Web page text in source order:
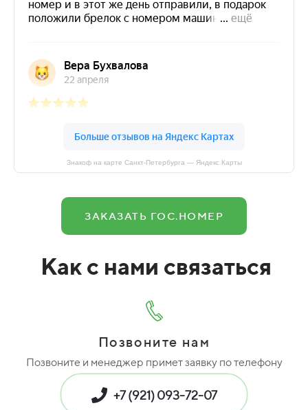
Знакоф на карте Санкт‑Петербурга — Яндекс Карты
ЗАКАЗАТЬ ГОС.НОМЕР
Как с нами связаться
Позвоните нам
Позвоните и менеджер примет заявку по телефону
+7 (921) 093-72-07